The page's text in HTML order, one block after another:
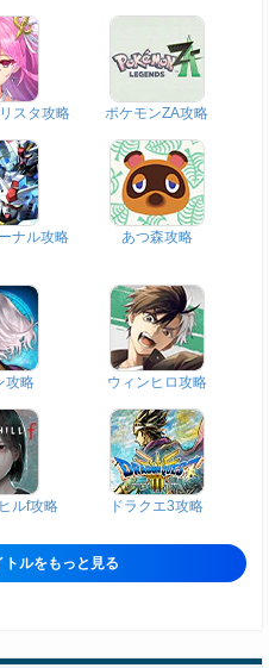
スタ攻略 ポケモンZA攻略
ナル攻略 あつ森攻略
攻略 ウィンヒロ攻略
ルf攻略 ドラクエ3攻略
ルをもっと見る